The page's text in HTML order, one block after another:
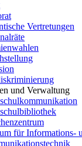
Vertretungen
und Verwaltung
für Informations-